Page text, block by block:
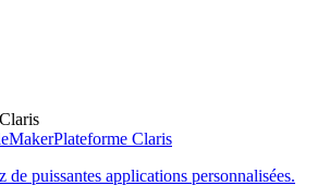
Plateforme Claris
de puissantes applications personnalisées.